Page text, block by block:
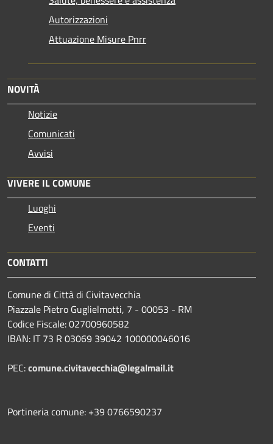
Autorizzazioni
Attuazione Misure Pnrr
NOVITÀ
Notizie
Comunicati
Avvisi
VIVERE IL COMUNE
Luoghi
Eventi
CONTATTI
Comune di Città di Civitavecchia
Piazzale Pietro Guglielmotti, 7 - 00053 - RM
Codice Fiscale: 02700960582
IBAN: IT 73 R 03069 39042 100000046016
PEC:comune.civitavecchia@legalmail.it
Portineria comune: +39 0766590237